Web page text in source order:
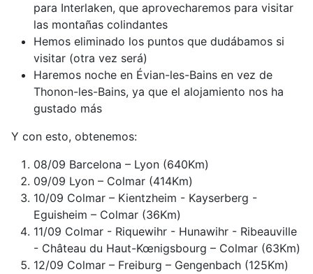
para Interlaken, que aprovecharemos para visitar
las montañas colindantes
Hemos eliminado los puntos que dudábamos si
visitar (otra vez será)
Haremos noche en Évian-les-Bains en vez de
Thonon-les-Bains, ya que el alojamiento nos ha
gustado más
Y con esto, obtenemos:
08/09 Barcelona – Lyon (640Km)
09/09 Lyon – Colmar (414Km)
10/09 Colmar – Kientzheim - Kayserberg -
Eguisheim – Colmar (36Km)
11/09 Colmar - Riquewihr - Hunawihr - Ribeauville
- Château du Haut-Kœnigsbourg – Colmar (63Km)
12/09 Colmar – Freiburg – Gengenbach (125Km)